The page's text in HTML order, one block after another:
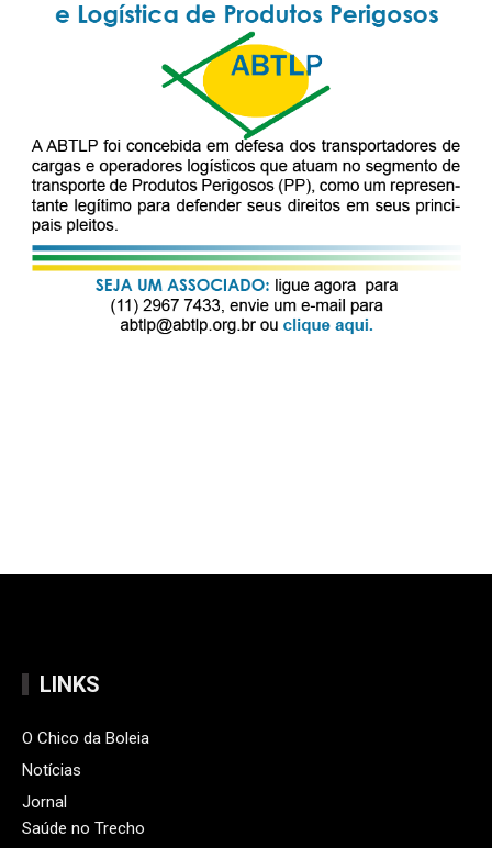
LINKS
O Chico da Boleia
Notícias
Jornal
Saúde no Trecho